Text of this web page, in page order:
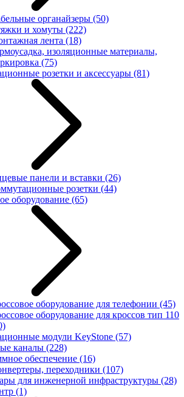
органайзеры (50)
и хомуты (222)
лента (18)
изоляционные материалы,
(75)
розетки и аксессуары (81)
панели и вставки (26)
розетки (44)
оборудование (65)
оборудование для телефонии (45)
оборудование для кроссов тип 110
модули KeyStone (57)
каналы (228)
обеспечение (16)
переходники (107)
для инженерной инфраструктуры (28)
(1)